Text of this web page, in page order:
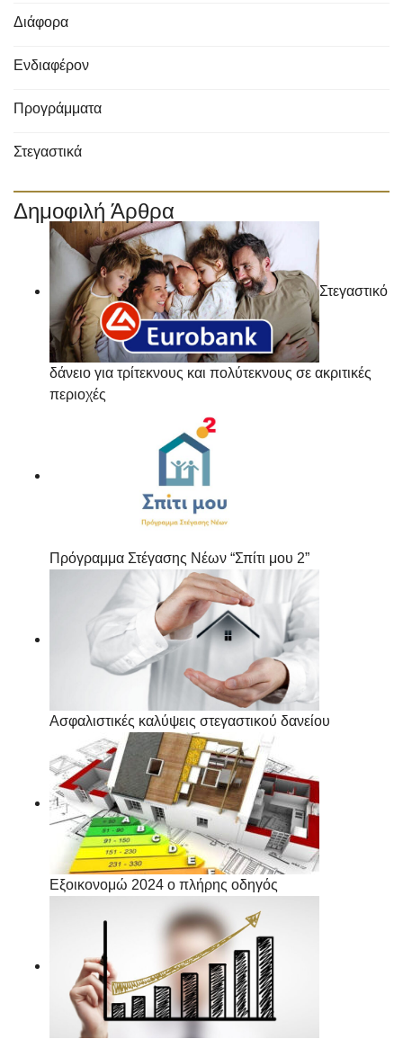
Διάφορα
Ενδιαφέρον
Προγράμματα
Στεγαστικά
Δημοφιλή Άρθρα
Στεγαστικό
δάνειο για τρίτεκνους και πολύτεκνους σε ακριτικές
περιοχές
Πρόγραμμα Στέγασης Νέων “Σπίτι μου 2”
Ασφαλιστικές καλύψεις στεγαστικού δανείου
Εξοικονομώ 2024 ο πλήρης οδηγός